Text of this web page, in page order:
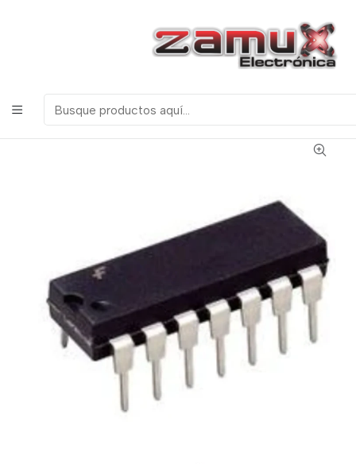
ELECTRONICOS, ROBOTICA & TECNOLOGIA
Productos
Semiconductores
Serie 74 TTL